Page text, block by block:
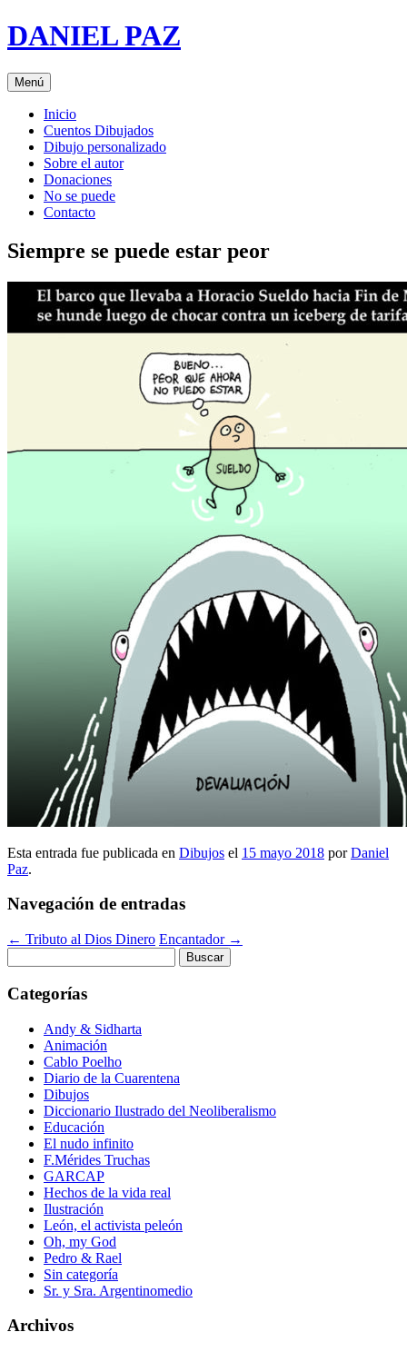
Saltar
al
DANIEL PAZ
Menú
Inicio
Cuentos Dibujados
Dibujo personalizado
Sobre el autor
Donaciones
No se puede
Contacto
Siempre se puede estar peor
Esta entrada fue publicada en Dibujos el 15 mayo 2018 porDaniel
Paz.
Navegación de entradas
← Tributo al Dios Dinero Encantador →
Categorías
Andy & Sidharta
Animación
Cablo Poelho
Diario de la Cuarentena
Dibujos
Diccionario Ilustrado del Neoliberalismo
Educación
El nudo infinito
F.Mérides Truchas
GARCAP
Hechos de la vida real
Ilustración
León, el activista peleón
Oh, my God
Pedro & Rael
Sin categoría
Sr. y Sra. Argentinomedio
Archivos